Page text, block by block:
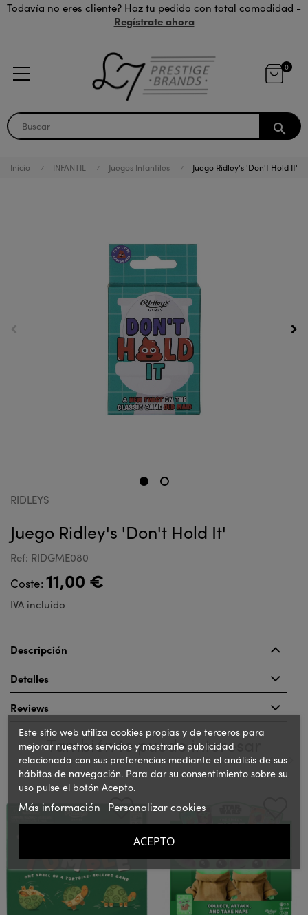
Todavía no eres cliente? Haz tu pedido con total comodidad -
Regístrate ahora
0
search
Inicio INFANTIL Juegos Infantiles Juego Ridley's 'Don't Hold It'
RIDLEYS
Juego Ridley's 'Don't Hold It'
Ref: RIDGME080
Coste: 11,00 €
IVA incluido
Descripción
Detalles
Reviews
También te puede interesar
Este sitio web utiliza cookies propias y de terceros para
mejorar nuestros servicios y mostrarle publicidad
relacionada con sus preferencias mediante el análisis de sus
hábitos de navegación. Para dar su consentimiento sobre su
uso pulse el botón Acepto.
Más información Personalizar cookies
ACEPTO